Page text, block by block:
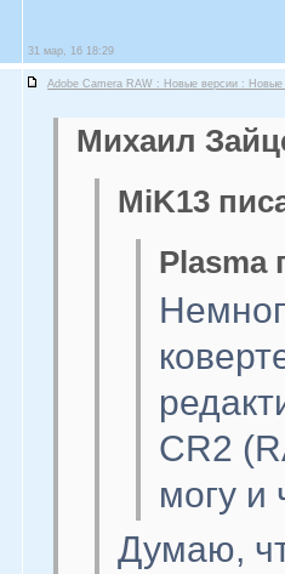
31 мар, 16 18:29
Adobe Camera RAW : Новые версии : Новые
Михаил
MiK13
Plasma
CR2
могу и
Думаю,